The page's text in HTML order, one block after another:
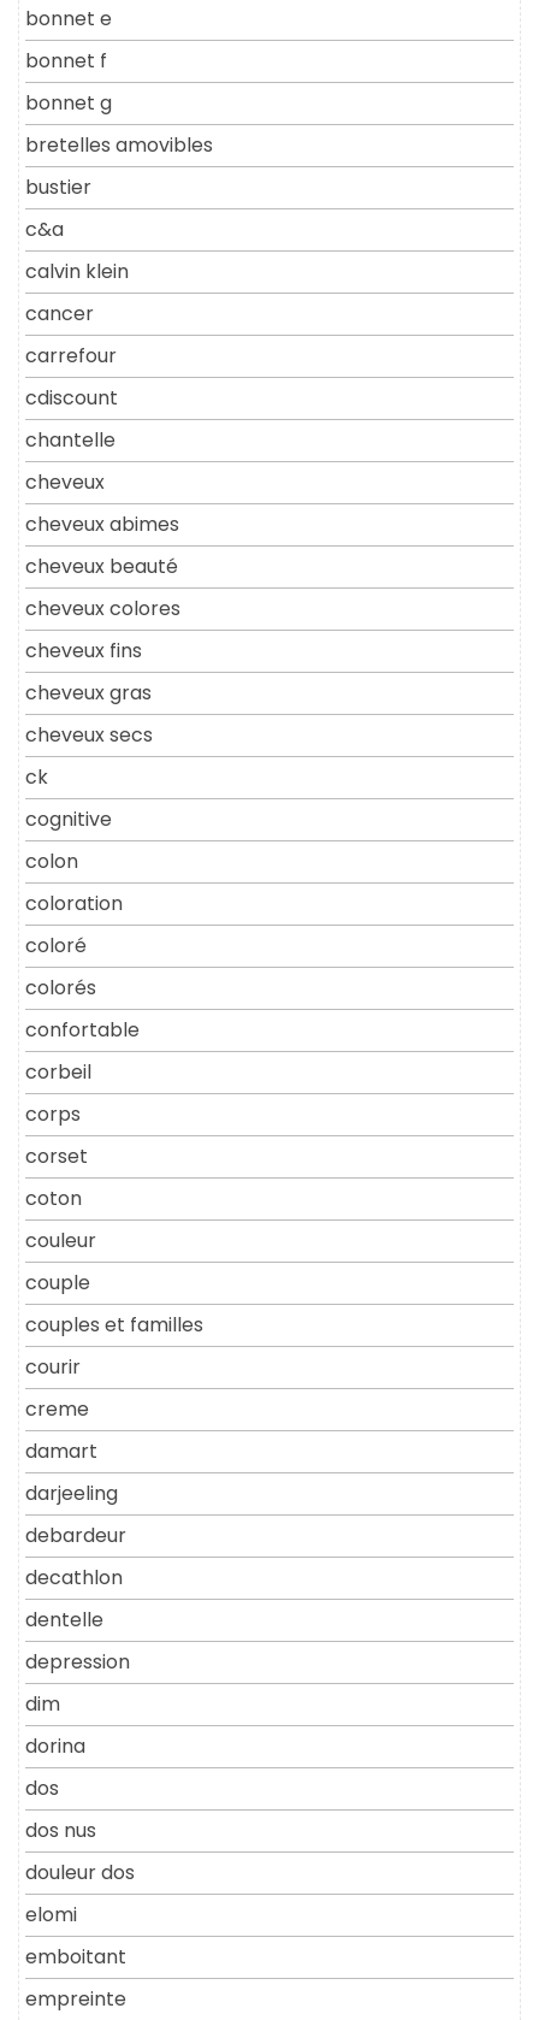
bonnet e
bonnet f
bonnet g
bretelles amovibles
bustier
c&a
calvin klein
cancer
carrefour
cdiscount
chantelle
cheveux
cheveux abimes
cheveux beauté
cheveux colores
cheveux fins
cheveux gras
cheveux secs
ck
cognitive
colon
coloration
coloré
colorés
confortable
corbeil
corps
corset
coton
couleur
couple
couples et familles
courir
creme
damart
darjeeling
debardeur
decathlon
dentelle
depression
dim
dorina
dos
dos nus
douleur dos
elomi
emboitant
empreinte